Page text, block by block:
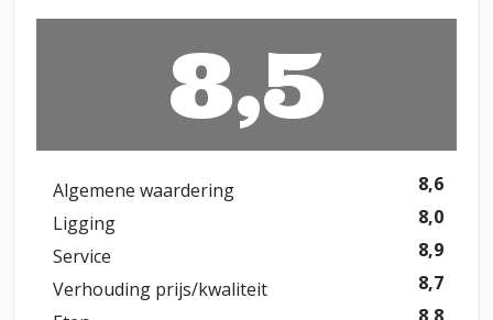
8,5
Algemene waardering
8,6
Ligging
8,0
Service
8,9
Verhouding prijs/kwaliteit
8,7